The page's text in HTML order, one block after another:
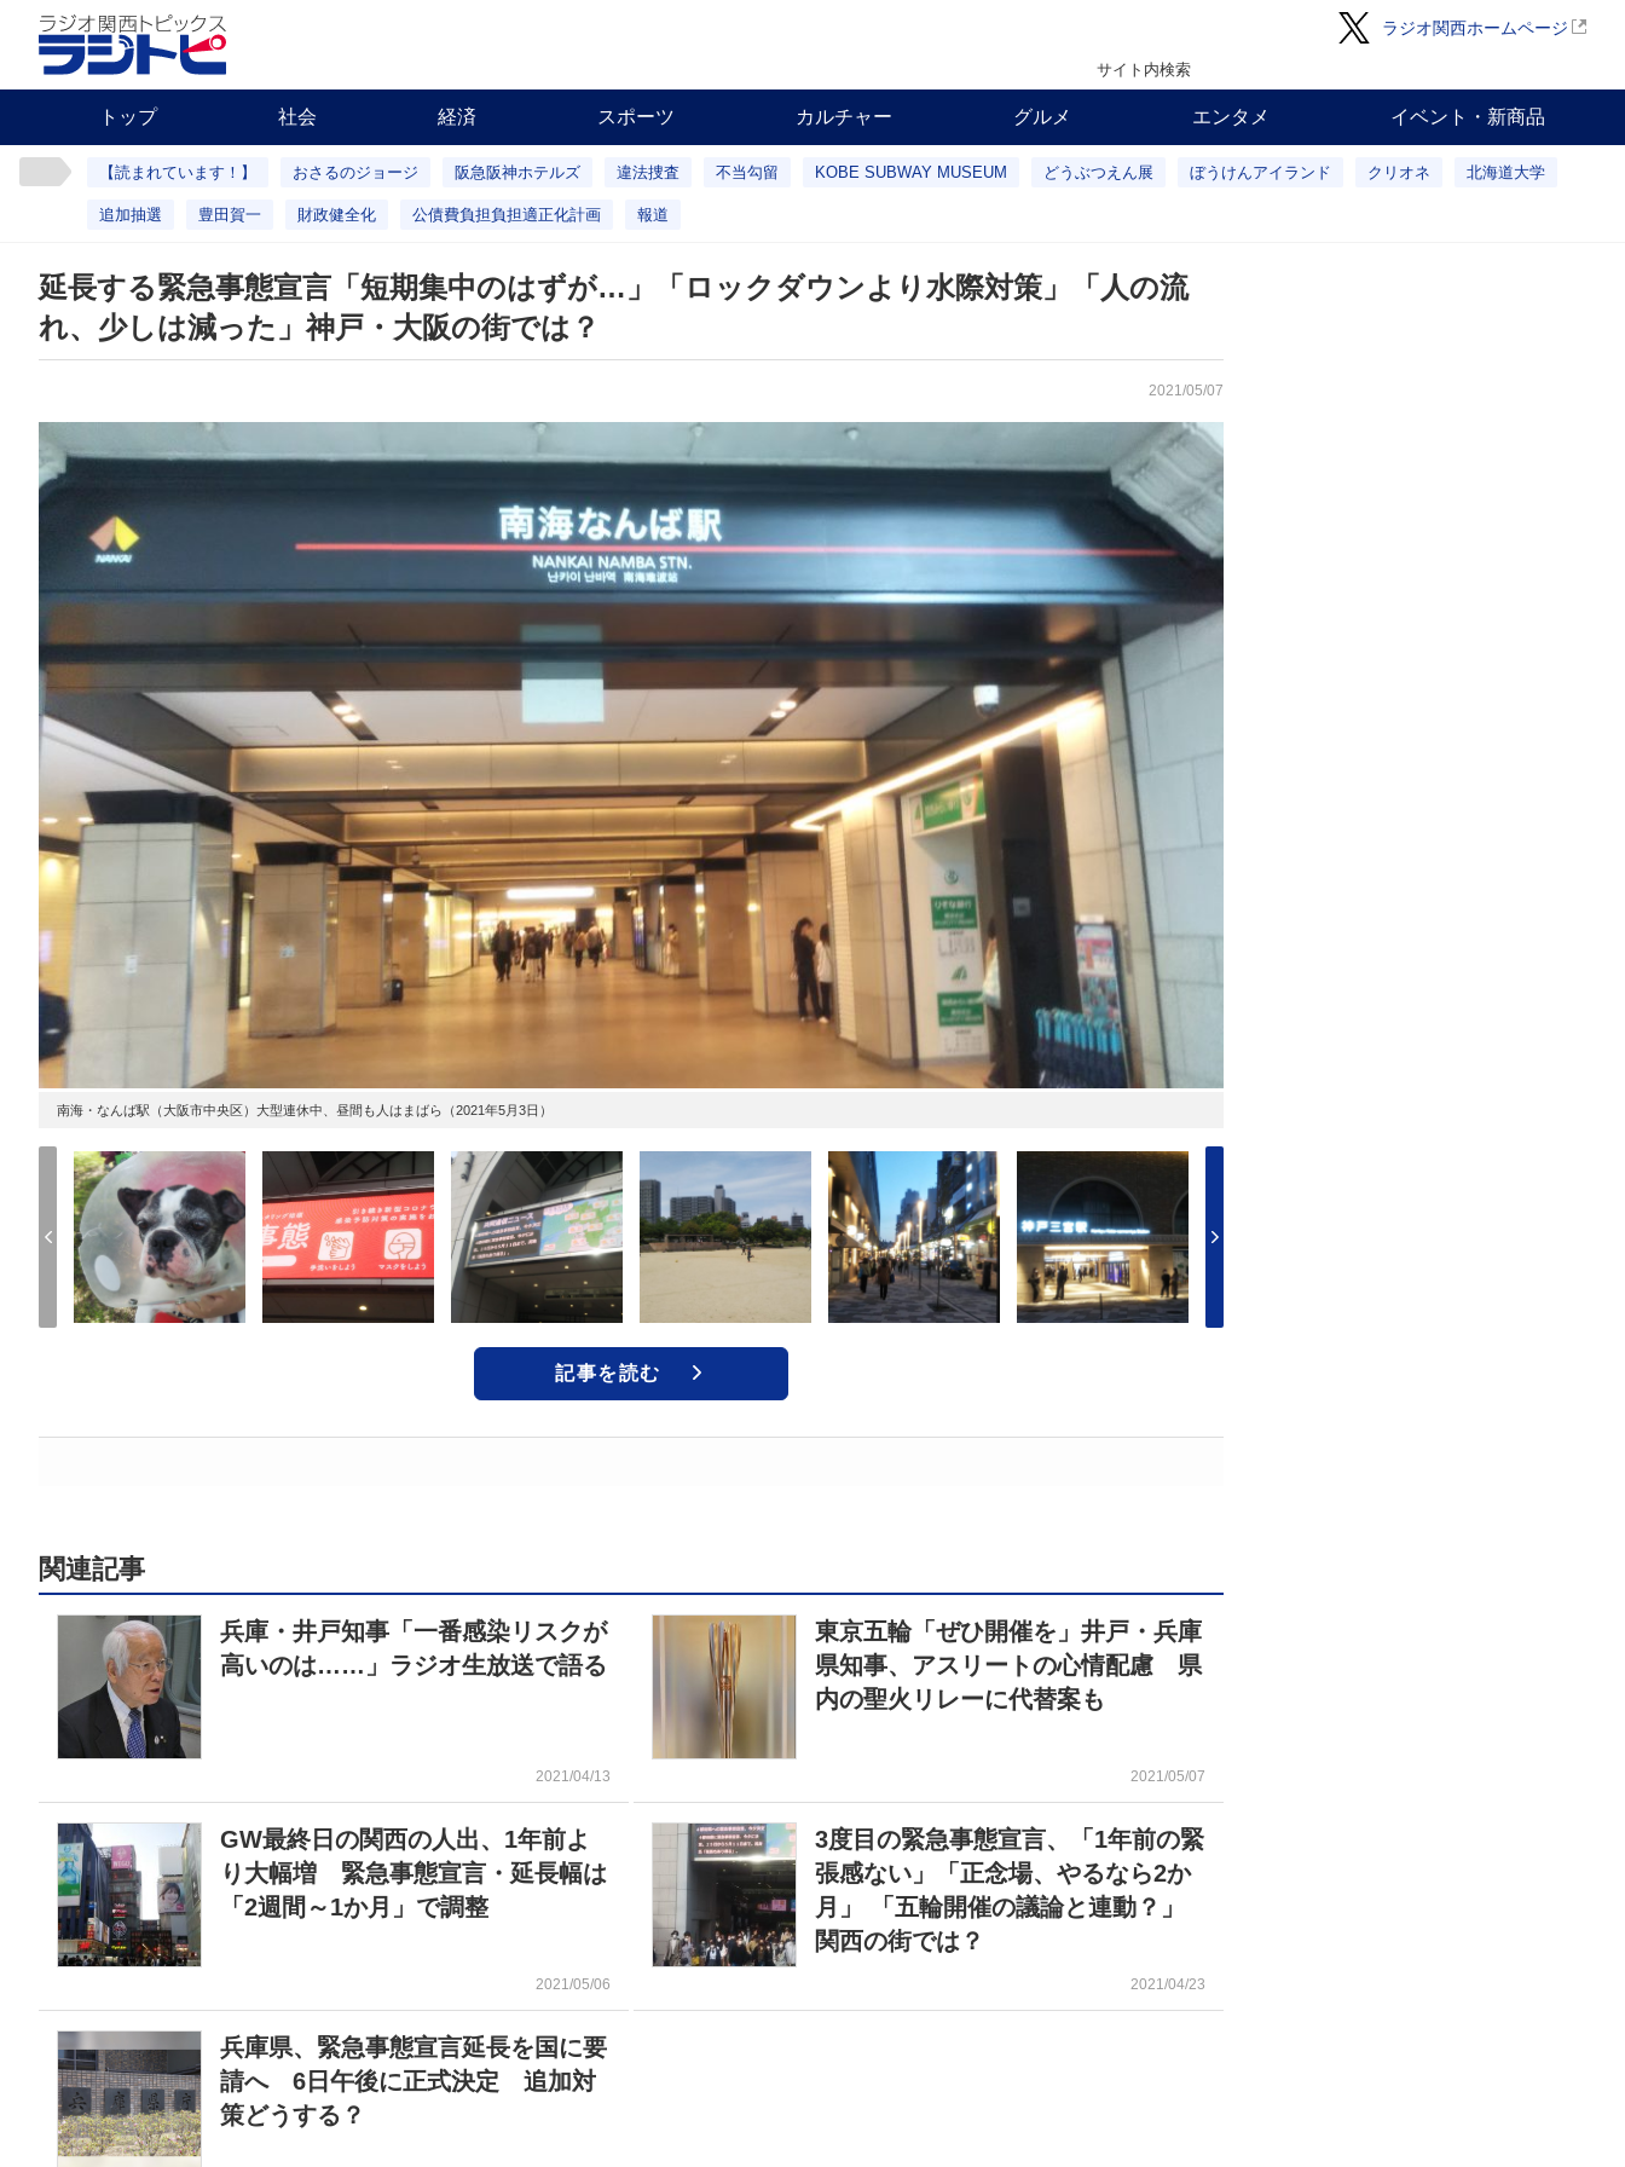
ラジオ関西ホームページ
サイト内検索
トップ 社会 経済 スポーツ カルチャー グルメ エンタメ イベント・新商品
【読まれています！】 おさるのジョージ 阪急阪神ホテルズ 違法捜査 不当勾留 KOBE SUBWAY MUSEUM どうぶつえん展 ぼうけんアイランド クリオネ 北海道大学
追加抽選 豊田賀一 財政健全化 公債費負担負担適正化計画 報道
延長する緊急事態宣言「短期集中のはずが…」「ロックダウンより水際対策」「人の流
れ、少しは減った」神戸・大阪の街では？
2021/05/07
南海・なんば駅（大阪市中央区）大型連休中、昼間も人はまばら（2021年5月3日）
記事を読む
関連記事
兵庫・井戸知事「一番感染リスクが
高いのは……」ラジオ生放送で語る
2021/04/13
東京五輪「ぜひ開催を」井戸・兵庫
県知事、アスリートの心情配慮 県
内の聖火リレーに代替案も
2021/05/07
GW最終日の関西の人出、1年前よ
り大幅増 緊急事態宣言・延長幅は
「2週間～1か月」で調整
2021/05/06
3度目の緊急事態宣言、「1年前の緊
張感ない」「正念場、やるなら2か
月」 「五輪開催の議論と連動？」
関西の街では？
2021/04/23
兵庫県、緊急事態宣言延長を国に要
請へ 6日午後に正式決定 追加対
策どうする？